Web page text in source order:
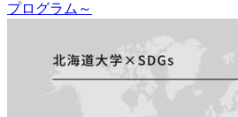
プログラム～